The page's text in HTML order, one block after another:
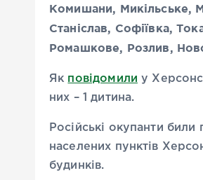
Комишани, Микільське,
Станіслав, Софіївка,
Ромашкове, Розлив,
Як повідомили у
них – 1 дитина.
Російські окупанти били
населених пунктів
будинків.